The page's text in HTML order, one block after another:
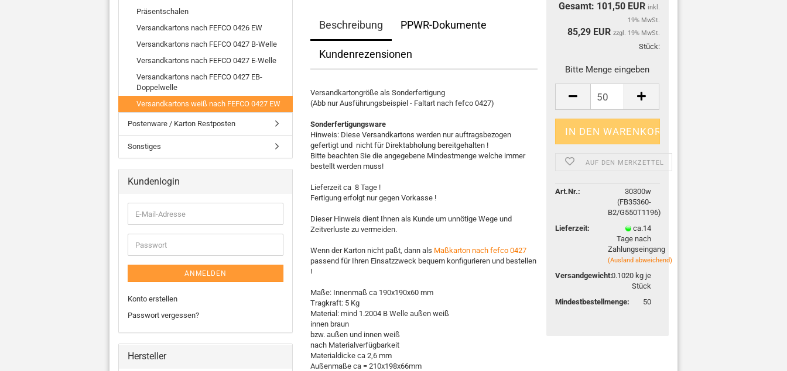
Gesamt: 101,50 EUR inkl.
19% MwSt.
85,29EUR zzgl. 19% MwSt.
Stück:
Bitte Menge eingeben
AUF DEN MERKZETTEL
Art.Nr.:
30300w
(FB35360-
B2/G550T1196)
Lieferzeit:
ca.14
Tage nach
Zahlungseingang
(Ausland abweichend)
Versandgewicht:0.1020kg je
Stück
Mindestbestellmenge:
50
Beschreibung PPWR-Dokumente
Kundenrezensionen
Versandkartongröße als Sonderfertigung
(Abb nur Ausführungsbeispiel - Faltart nach fefco 0427)
Sonderfertigungsware
Hinweis: Diese Versandkartons werden nur auftragsbezogen
gefertigt und nicht für Direktabholung bereitgehalten !
Bitte beachten Sie die angegebene Mindestmenge welche immer
bestellt werden muss!
Lieferzeit ca 8 Tage !
Fertigung erfolgt nur gegen Vorkasse !
Dieser Hinweis dient Ihnen als Kunde um unnötige Wege und
Zeitverluste zu vermeiden.
Wenn der Karton nicht paßt, dann als Maßkarton nach fefco 0427
passend für Ihren Einsatzzweck bequem konfigurieren und bestellen
!
Maße: Innenmaß ca 190x190x60 mm
Tragkraft: 5 Kg
Material: mind 1.2004 B Welle außen weiß
innen braun
bzw. außen und innen weiß
nach Materialverfügbarkeit
Materialdicke ca 2,6 mm
Außenmaße ca = 210x198x66mm
Präsentschalen
Versandkartons nach FEFCO 0426 EW
Versandkartons nach FEFCO 0427 B-Welle
Versandkartons nach FEFCO 0427 E-Welle
Versandkartons nach FEFCO 0427 EB-
Doppelwelle
Versandkartons weiß nach FEFCO 0427 EW
Postenware / Karton Restposten
Sonstiges
Kundenlogin
ANMELDEN
Konto erstellen
Passwort vergessen?
Hersteller